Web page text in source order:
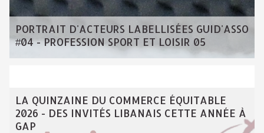
PORTRAIT D'ACTEURS LABELLISÉES GUID'ASSO
#04 - PROFESSION SPORT ET LOISIR 05
LA QUINZAINE DU COMMERCE ÉQUITABLE
2026 - DES INVITÉS LIBANAIS CETTE ANNÉE À
GAP